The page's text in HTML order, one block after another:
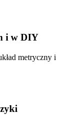
i w DIY
metryczny i